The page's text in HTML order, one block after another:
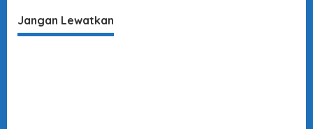
o
Jangan Lewatkan